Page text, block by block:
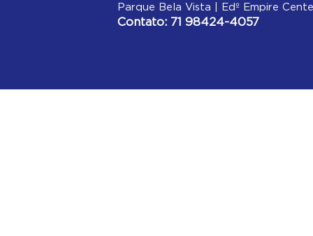
Parque Bela Vista | Edº Empire
Contato: 71 98424-4057